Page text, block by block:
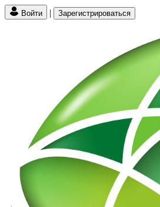
Войти | Зарегистрироваться